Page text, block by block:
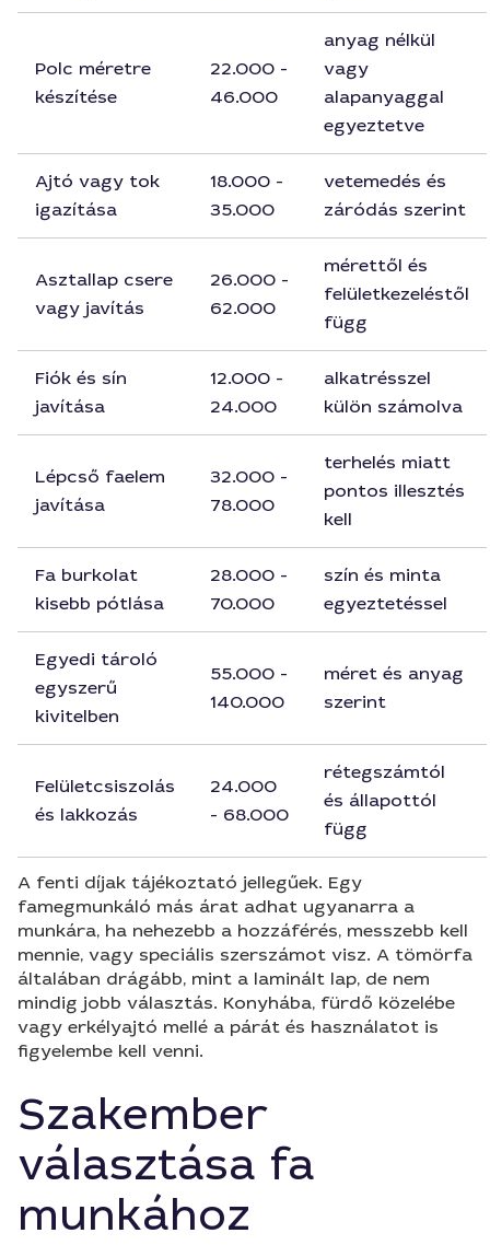
Polc méretre
készítése
22.000 -
46.000
anyag nélkül
vagy
alapanyaggal
egyeztetve
Ajtó vagy tok
igazítása
18.000 -
35.000
vetemedés és
záródás szerint
Asztallap csere
vagy javítás
26.000 -
62.000
mérettől és
felületkezeléstől
függ
Fiók és sín
javítása
12.000 -
24.000
alkatrésszel
külön számolva
Lépcső faelem
javítása
32.000 -
78.000
terhelés miatt
pontos illesztés
kell
Fa burkolat
kisebb pótlása
28.000 -
70.000
szín és minta
egyeztetéssel
Egyedi tároló
egyszerű
kivitelben
55.000 -
140.000
méret és anyag
szerint
Felületcsiszolás
és lakkozás
24.000
- 68.000
rétegszámtól
és állapottól
függ
A fenti díjak tájékoztató jellegűek. Egy
famegmunkáló más árat adhat ugyanarra a
munkára, ha nehezebb a hozzáférés, messzebb kell
mennie, vagy speciális szerszámot visz. A tömörfa
általában drágább, mint a laminált lap, de nem
mindig jobb választás. Konyhába, fürdő közelébe
vagy erkélyajtó mellé a párát és használatot is
figyelembe kell venni.
Szakember
választása fa
munkához